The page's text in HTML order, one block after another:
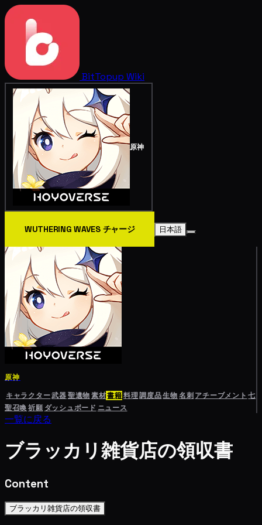
BitTopup Wiki
原神
WUTHERING WAVES チャージ 日本語
原神
キャラクター武器聖遺物素材書籍料理調度品生物名刺 アチーブメント 七
聖召喚祈願 ダッシュボード ニュース
一覧に戻る
ブラッカリ雑貨店の領収書
Content
ブラッカリ雑貨店の領収書